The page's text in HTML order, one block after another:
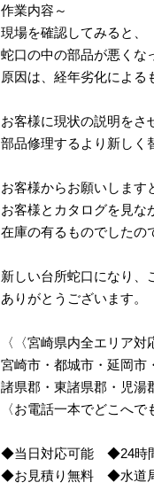
作業内容～
現場を確認してみると、
蛇口の中の部品が悪くな
原因は、経年劣化による
お客様に現状の説明をさ
部品修理するより新しく
お客様からお願いします
お客様とカタログを見な
在庫の有るものでしたの
新しい台所蛇口になり、
ありがとうございます。
〈〈宮崎県内全エリア対
宮崎市・都城市・延岡市
諸県郡・東諸県郡・児湯
〈お電話一本でどこへで
◆当日対応可能 ◆24時
◆お見積り無料 ◆水道